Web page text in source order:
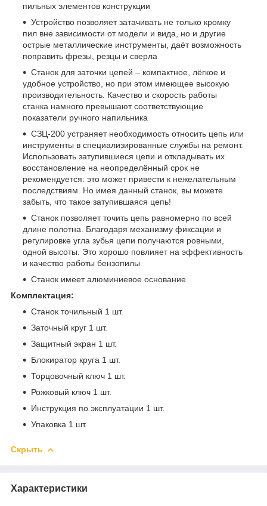
пильных элементов конструкции
Устройство позволяет затачивать не только кромку
пил вне зависимости от модели и вида, но и другие
острые металлические инструменты, даёт возможность
поправить фрезы, резцы и сверла
Станок для заточки цепей – компактное, лёгкое и
удобное устройство, но при этом имеющее высокую
производительность. Качество и скорость работы
станка намного превышают соответствующие
показатели ручного напильника
СЗЦ-200 устраняет необходимость относить цепь или
инструменты в специализированные службы на ремонт.
Использовать затупившиеся цепи и откладывать их
восстановление на неопределённый срок не
рекомендуется: это может привести к нежелательным
последствиям. Но имея данный станок, вы можете
забыть, что такое затупившаяся цепь!
Станок позволяет точить цепь равномерно по всей
длине полотна. Благодаря механизму фиксации и
регулировке угла зубья цепи получаются ровными,
одной высоты. Это хорошо повлияет на эффективность
и качество работы бензопилы
Станок имеет алюминиевое основание
Комплектация:
Станок точильный 1 шт.
Заточный круг 1 шт.
Защитный экран 1 шт.
Блокиратор круга 1 шт.
Торцовочный ключ 1 шт.
Рожковый ключ 1 шт.
Инструкция по эксплуатации 1 шт.
Упаковка 1 шт.
Скрыть
Характеристики